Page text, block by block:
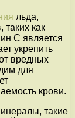
льда,
как
С является
укрепить
вредных
для
крови.
такие